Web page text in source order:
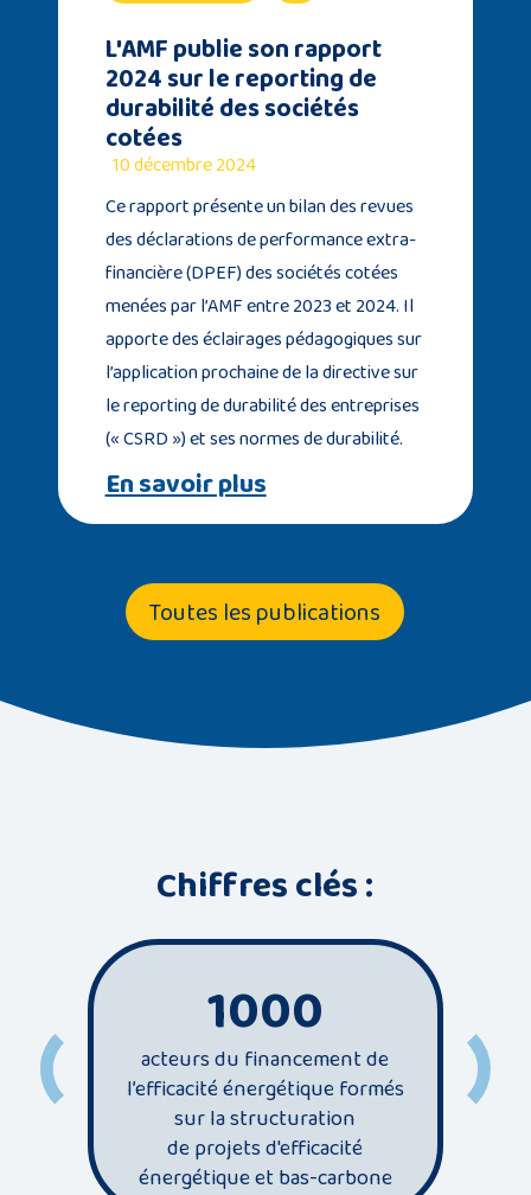
L'AMF publie son rapport
2024 sur le reporting de
durabilité des sociétés
cotées
10 décembre 2024
Ce rapport présente un bilan des revues
des déclarations de performance extra-
financière (DPEF) des sociétés cotées
menées par l’AMF entre 2023 et 2024. Il
apporte des éclairages pédagogiques sur
l’application prochaine de la directive sur
le reporting de durabilité des entreprises
(« CSRD ») et ses normes de durabilité.
En savoir plus
Toutes les publications
Chiffres clés :
1000
acteurs du financement de
l’efficacité énergétique formés
sur la structuration
de projets d'efficacité
énergétique et bas-carbone